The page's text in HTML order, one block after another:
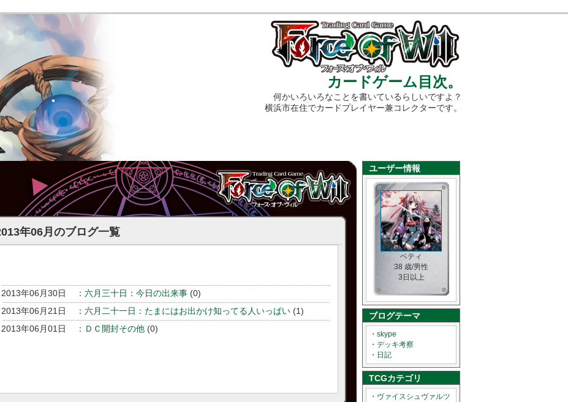
カードゲーム目次。
何かいろいろなことを書いているらしいですよ？
横浜市在住でカードプレイヤー兼コレクターです。
ユーザー情報
ベティ
38 歳/男性
3日以上
ブログテーマ
・ skype
・ デッキ考察
・ 日記
TCGカテゴリ
・ ヴァイスシュヴァルツ
年06月のブログ一覧
2013年06月30日 ： 六月三十日：今日の出来事 (0)
2013年06月21日
： 六月二十一日：たまにはお出かけ知ってる人いっぱい (1)
2013年06月01日
： ＤＣ開封その他 (0)